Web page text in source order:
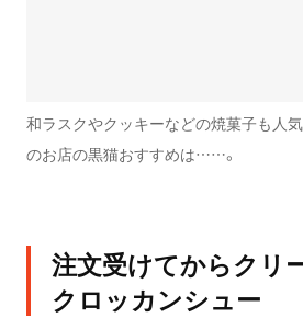
和ラスクやクッキーなどの焼菓子も人
のお店の黒猫おすすめは……。
注文受けてからクリ
クロッカンシュー